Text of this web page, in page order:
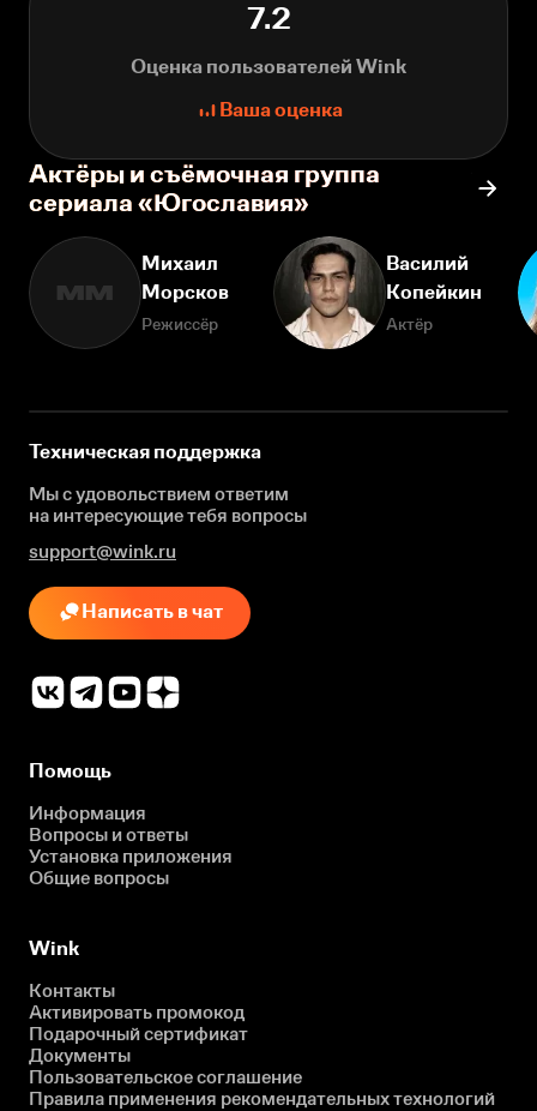
7.2
Оценка пользователей Wink
Ваша оценка
Актёры и съёмочная группа
сериала «Югославия»
ММ
Михаил
Морсков
Режиссёр
Василий
Копейкин
Актёр
Техническая поддержка
Мы с удовольствием ответим
на интересующиетебя вопросы
support@wink.ru
Написать в чат
Помощь
Информация
Вопросы и ответы
Установка приложения
Общие вопросы
Wink
Контакты
Активировать промокод
Подарочный сертификат
Документы
Пользовательское соглашение
Правила применения рекомендательных технологий